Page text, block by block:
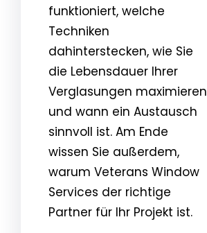
funktioniert, welche
Techniken
dahinterstecken, wie Sie
die Lebensdauer Ihrer
Verglasungen maximieren
und wann ein Austausch
sinnvoll ist. Am Ende
wissen Sie außerdem,
warum Veterans Window
Services der richtige
Partner für Ihr Projekt ist.